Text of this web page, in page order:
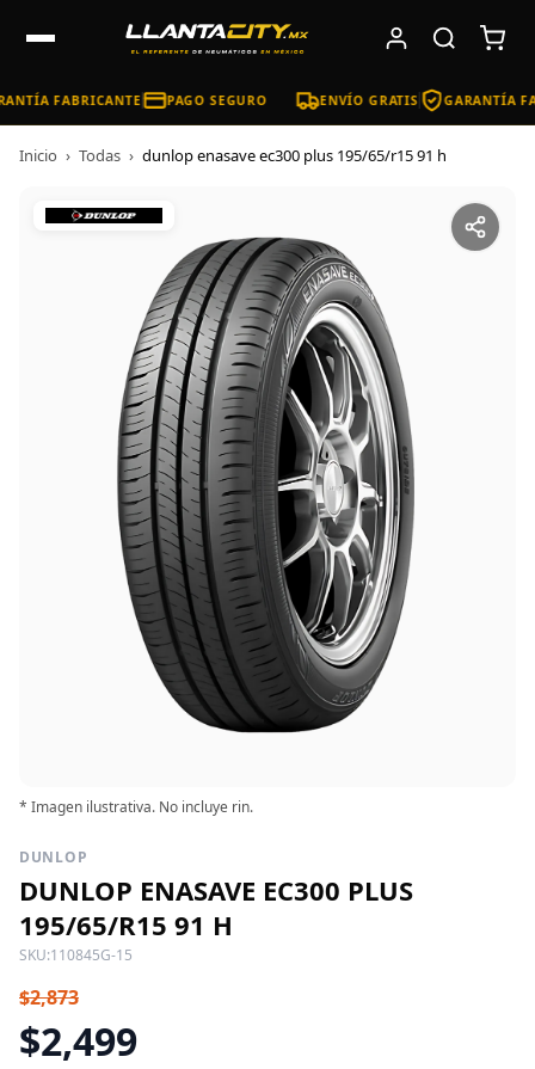
FABRICANTE PAGO SEGURO ENVÍO GRATIS GARANTÍA
Inicio › Todas › dunlop enasave ec300 plus 195/65/r15 91 h
* Imagen ilustrativa. No incluye rin.
DUNLOP
DUNLOP ENASAVE EC300 PLUS
195/65/R15 91 H
SKU:110845G-15
$2,873
$2,499